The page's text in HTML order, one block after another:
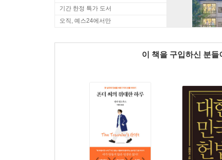
기간 한정 특가 도서
오직, 예스24에서만
이 책을 구입하신 분